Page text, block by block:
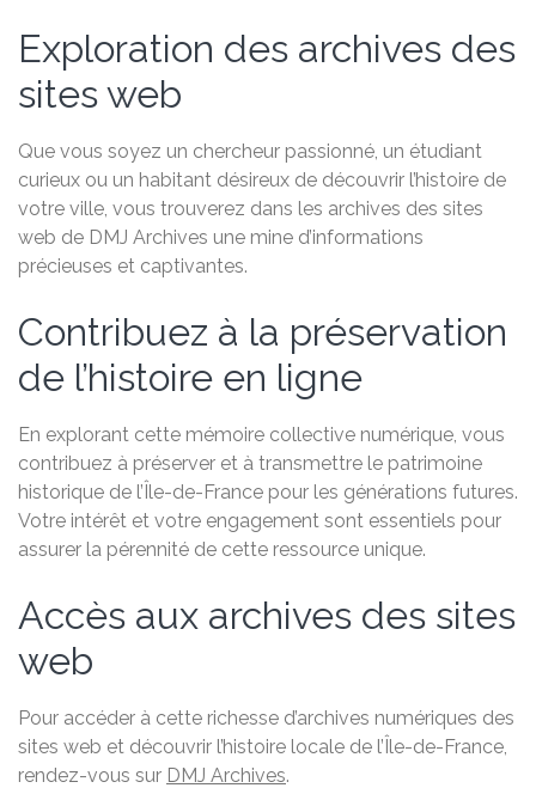
Exploration des archives des
sites web
Que vous soyez un chercheur passionné, un étudiant
curieux ou un habitant désireux de découvrir l’histoire de
votre ville, vous trouverez dans les archives des sites
web de DMJ Archives une mine d’informations
précieuses et captivantes.
Contribuez à la préservation
de l’histoire en ligne
En explorant cette mémoire collective numérique, vous
contribuez à préserver et à transmettre le patrimoine
historique de l’Île-de-France pour les générations futures.
Votre intérêt et votre engagement sont essentiels pour
assurer la pérennité de cette ressource unique.
Accès aux archives des sites
web
Pour accéder à cette richesse d’archives numériques des
sites web et découvrir l’histoire locale de l’Île-de-France,
rendez-vous sur DMJ Archives.